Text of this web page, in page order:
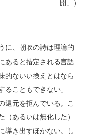
開」）
に、朝吹の詩は理論的
あると措定される言語
的ないい換えとはなら
こともできない」
元を拒んでいる。こ
あるいは無化した）
導き出すほかない。し